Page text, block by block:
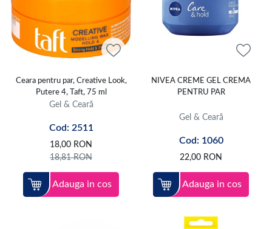
Ceara pentru par, Creative Look,
Putere 4, Taft, 75 ml
Gel & Ceară
Cod: 2511
18,00 RON
18,81RON
Adauga in cos
NIVEA CREME GEL CREMA
PENTRU PAR
Gel & Ceară
Cod: 1060
22,00 RON
Adauga in cos